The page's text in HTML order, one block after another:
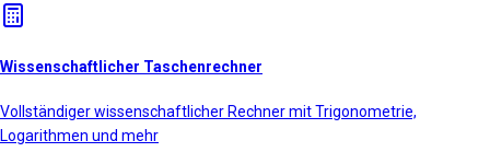
Wissenschaftlicher Taschenrechner
Vollständiger wissenschaftlicher Rechner mit Trigonometrie,
Logarithmen und mehr